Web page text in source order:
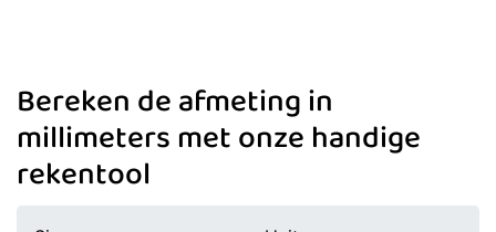
Bereken de afmeting in
millimeters met onze handige
rekentool